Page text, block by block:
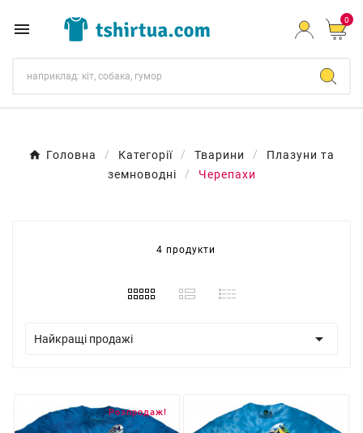
 0
Головна Категорії Тварини
Плазуни та
земноводні
Черепахи
4 продукти
Найкращі продажі 
Розпродаж!